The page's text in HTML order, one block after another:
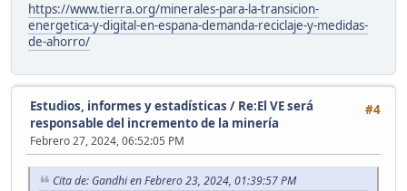
https://www.tierra.org/minerales-para-la-transicion-
energetica-y-digital-en-espana-demanda-reciclaje-y-medidas-
de-ahorro/
#4
Estudios, informes y estadísticas / Re:El VE será
responsable del incremento de la minería
Febrero 27, 2024, 06:52:05 PM
Cita de: Gandhi en Febrero 23, 2024, 01:39:57 PM